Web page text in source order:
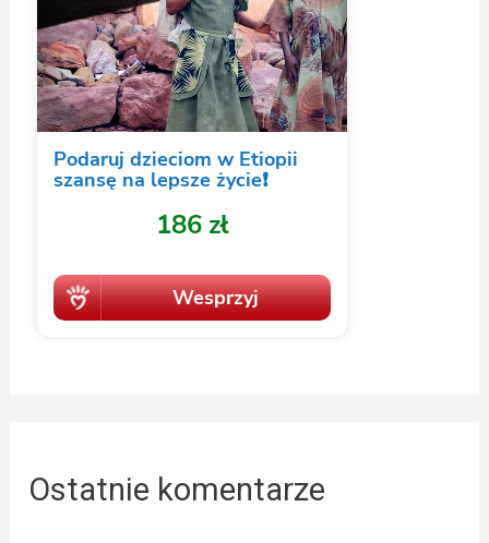
Ostatnie komentarze